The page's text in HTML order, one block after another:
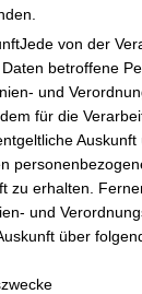
von der
betroffene
und
für die
zu erhalten.
und
über